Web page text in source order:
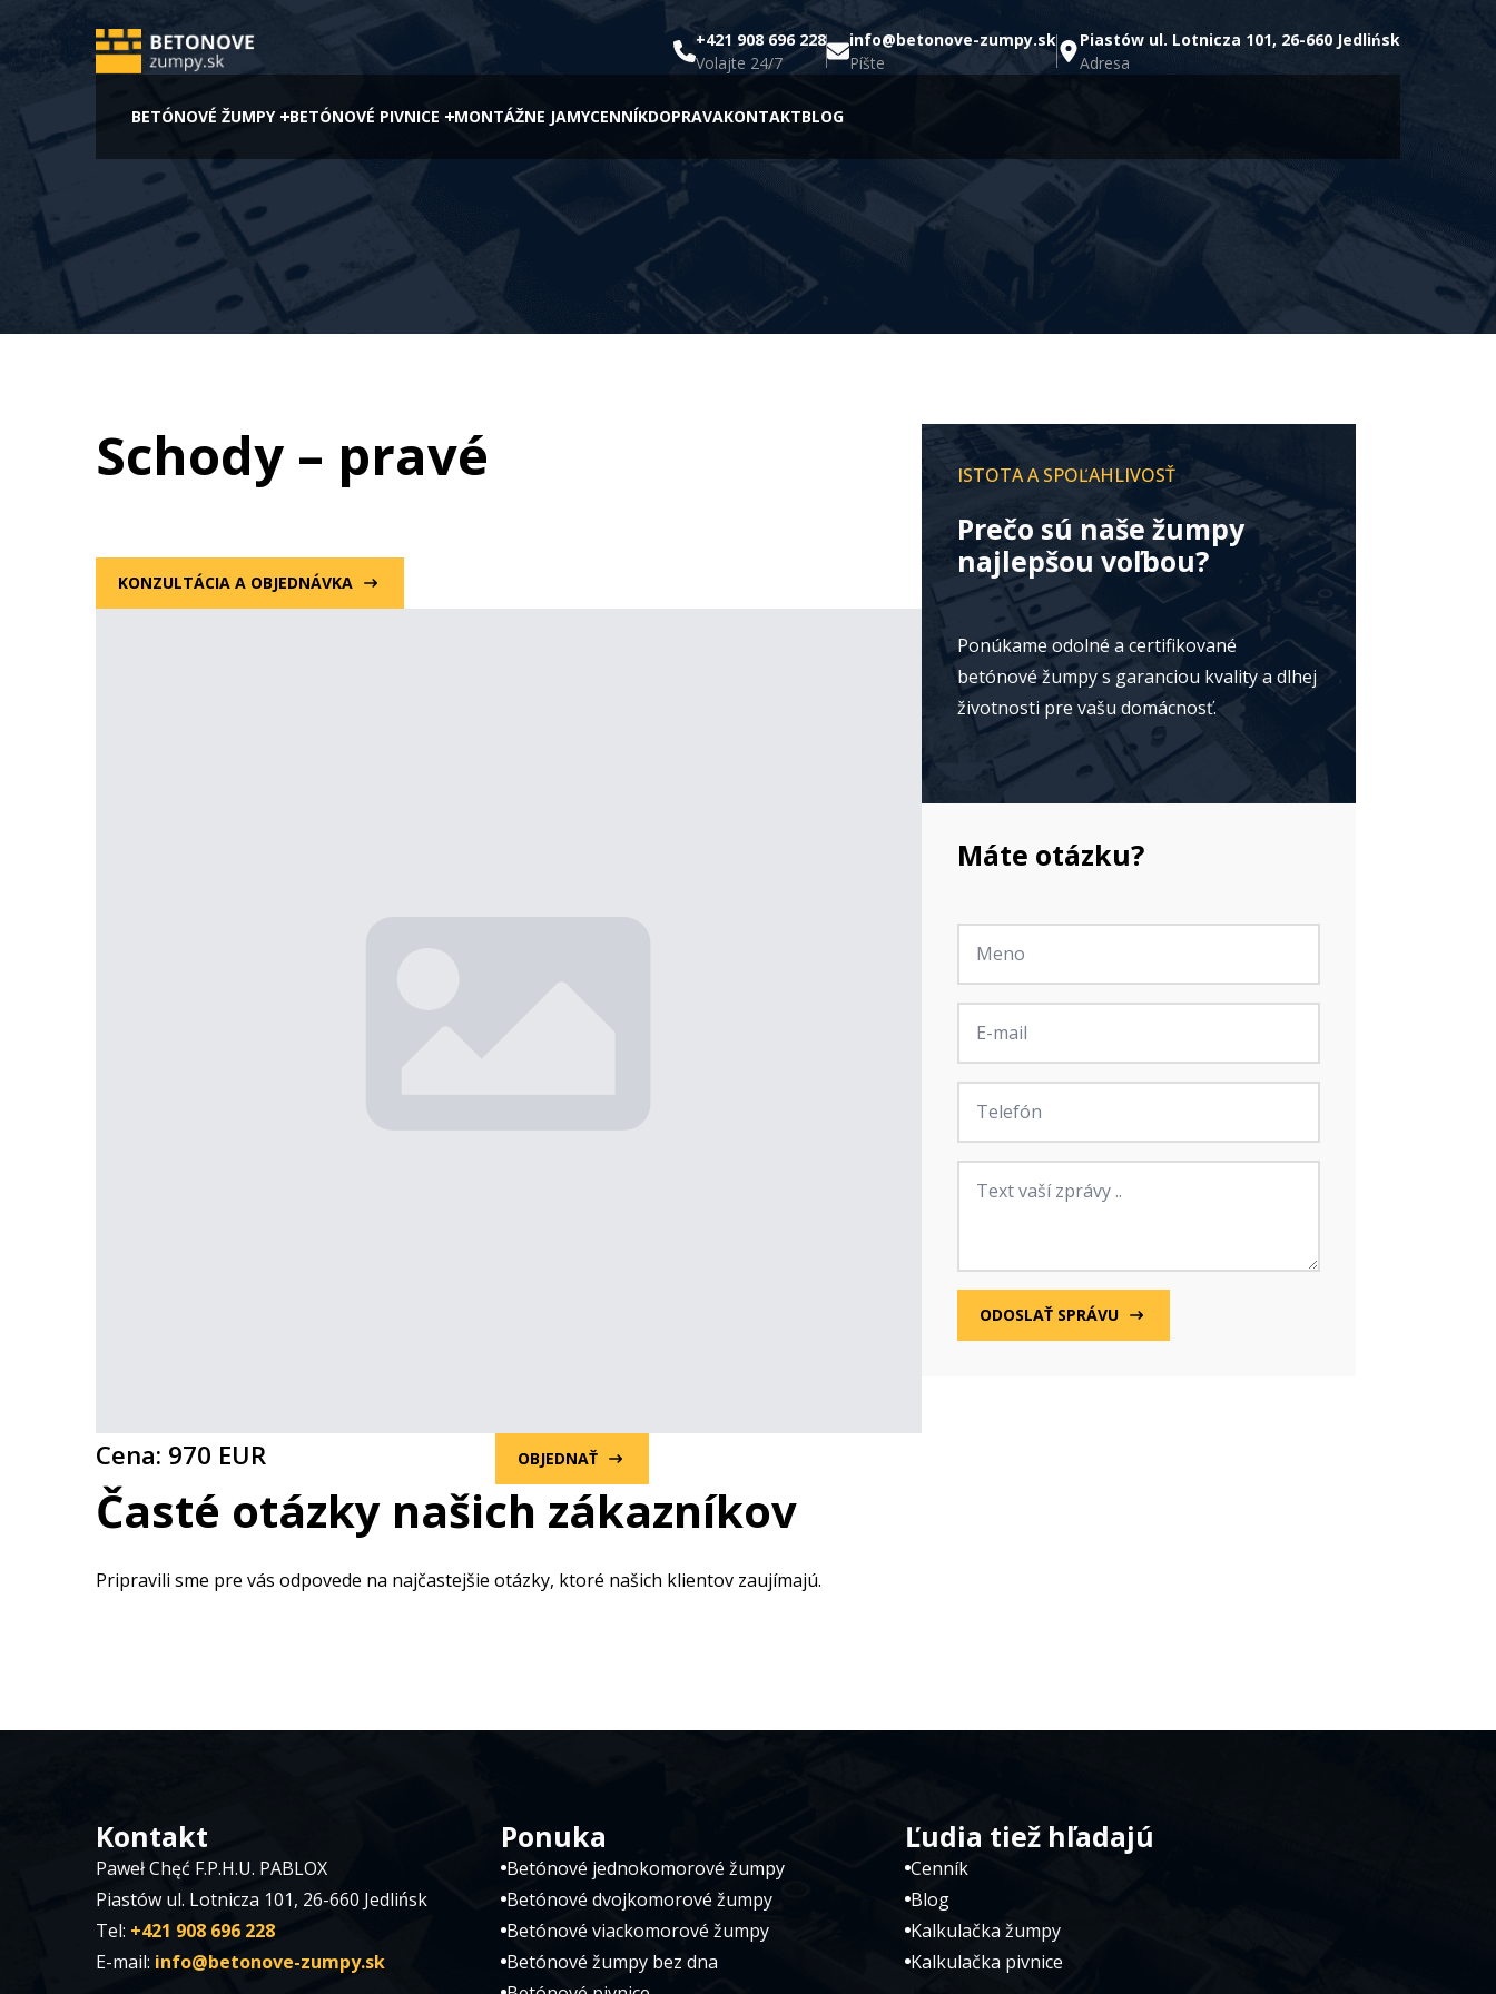
+421 908 696 228
Volajte 24/7
info@betonove-zumpy.sk
Píšte
Piastów ul. Lotnicza 101, 26-660 Jedlińsk
Adresa
BETÓNOVÉ ŽUMPY BETÓNOVÉ PIVNICE MONTÁŽNE JAMYCENNÍKDOPRAVAKONTAKTBLOG
Schody – pravé
KONZULTÁCIA A OBJEDNÁVKA
Cena: 970 EUR OBJEDNAŤ
Časté otázky našich zákazníkov
Pripravili sme pre vás odpovede na najčastejšie otázky, ktoré našich klientov zaujímajú.
ISTOTA A SPOĽAHLIVOSŤ
Prečo sú naše žumpy
najlepšou voľbou?
Ponúkame odolné a certifikované
betónové žumpy s garanciou kvality a dlhej
životnosti pre vašu domácnosť.
Máte otázku?
Jméno
E-
mail
Telefon
Zpráva
ODOSLAŤ SPRÁVU
Kontakt
Paweł Chęć F.P.H.U. PABLOX
Piastów ul. Lotnicza 101, 26-660 Jedlińsk
Tel: +421 908 696 228
E-mail: info@betonove-zumpy.sk
Ponuka
Betónové jednokomorové žumpy
Betónové dvojkomorové žumpy
Betónové viackomorové žumpy
Betónové žumpy bez dna
Ľudia tiež hľadajú
Cenník
Blog
Kalkulačka žumpy
Kalkulačka pivnice